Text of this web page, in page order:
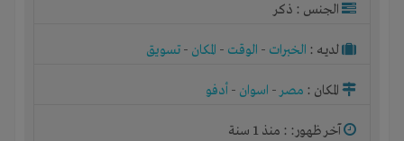
الجنس : ذكر
لديـه : الخبرات - الوقت - المكان - تسويق
المكان : مصر- اسوان - أدفو
آخر ظهور: : منذ 1 سنة